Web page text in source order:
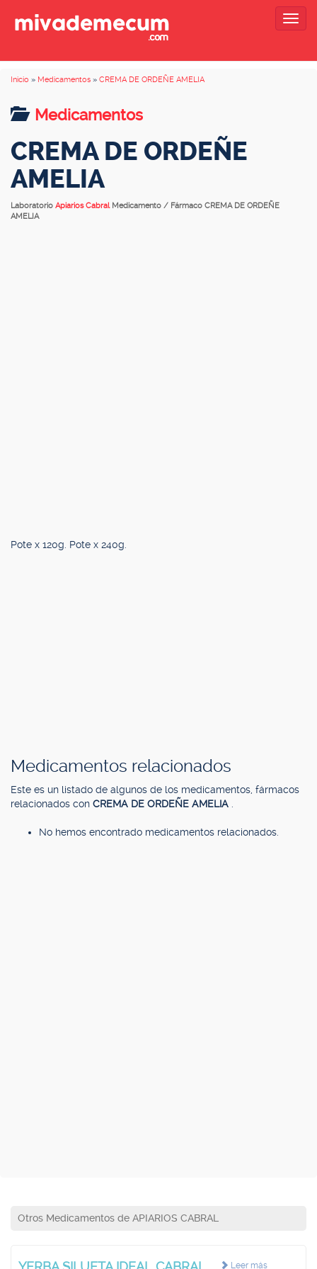
Inicio » Medicamentos » CREMA DE ORDEÑE AMELIA
Medicamentos
CREMA DE ORDEÑE
AMELIA
Laboratorio Apiarios Cabral Medicamento / Fármaco CREMA DE ORDEÑE
AMELIA
Pote x 120g. Pote x 240g.
Medicamentos relacionados
Este es un listado de algunos de los medicamentos, fármacos
relacionados con CREMA DE ORDEÑE AMELIA
No hemos encontrado medicamentos relacionados.
Otros Medicamentos de APIARIOS CABRAL
Leer más